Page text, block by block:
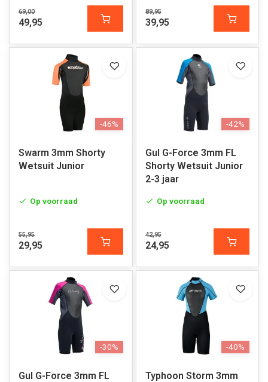
69,00
49,95
89,95
39,95
-46%
Swarm 3mm Shorty
Wetsuit Junior
Op voorraad
55,95
29,95
-42%
Gul G-Force 3mm FL
Shorty Wetsuit Junior
2-3 jaar
Op voorraad
42,95
24,95
-30%
Gul G-Force 3mm FL
-40%
Typhoon Storm 3mm